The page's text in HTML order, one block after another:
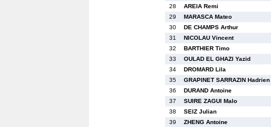
28
AREIA Remi
29
MARASCA Mateo
30
DE CHAMPS Arthur
31
NICOLAU Vincent
32
BARTHIER Timo
33
OULAD EL GHAZI Yazid
34
DROMARD Lila
35
GRAPINET SARRAZIN Hadrien
36
DURAND Antoine
37
SUIRE ZAGUI Malo
38
SEIZ Julian
39
ZHENG Antoine